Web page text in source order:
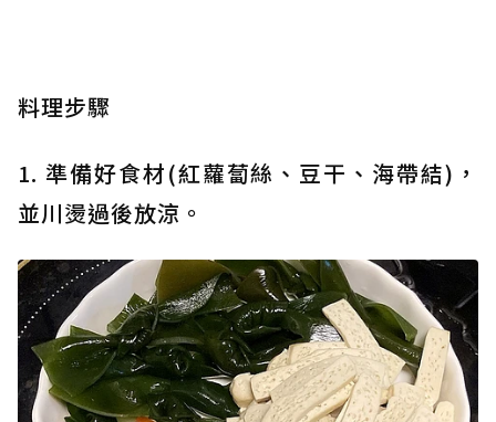
料理步驟
1. 準備好食材(紅蘿蔔絲、豆干、海帶結)，
並川燙過後放涼。